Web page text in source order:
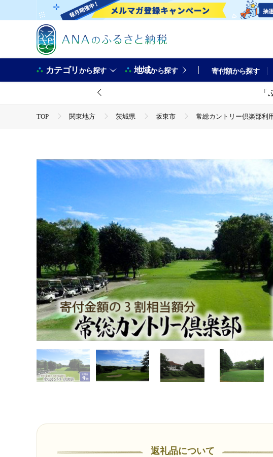
カテゴリから探す 地域から探す 寄付額から探す
TOP 関東地方 茨城県 坂東市 常総カントリー倶楽部利
返礼品について